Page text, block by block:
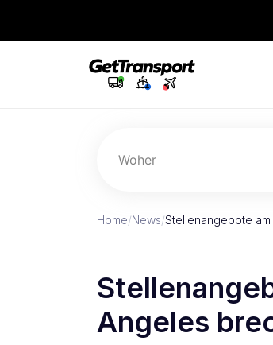
Woher
Home/News/Stellenangebote
Angeles